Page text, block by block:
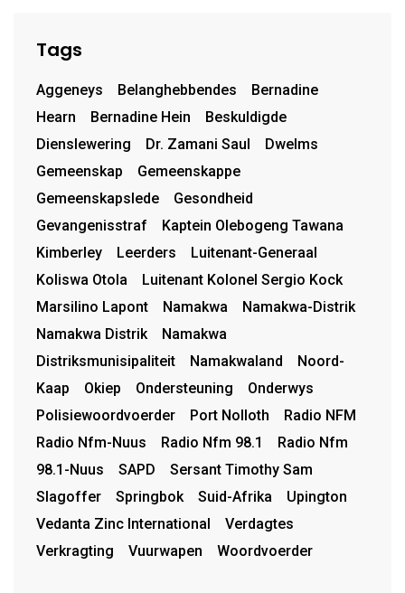
Tags
Aggeneys Belanghebbendes
Bernadine
Hearn
Bernadine Hein
Beskuldigde
Dienslewering
Dr. Zamani Saul
Dwelms
Gemeenskap
Gemeenskappe
Gemeenskapslede
Gesondheid
Gevangenisstraf
Kaptein Olebogeng Tawana
Kimberley
Leerders
Luitenant-Generaal
Koliswa Otola
Luitenant Kolonel Sergio Kock
Marsilino Lapont
Namakwa
Namakwa-Distrik
Namakwa Distrik
Namakwa
Distriksmunisipaliteit
Namakwaland
Noord-
Kaap
Okiep Ondersteuning
Onderwys
Polisiewoordvoerder
Port Nolloth
Radio NFM
Radio Nfm-Nuus
Radio Nfm 98.1
Radio Nfm
98.1-Nuus
SAPD
Sersant Timothy Sam
Slagoffer
Springbok Suid-Afrika
Upington
Vedanta Zinc International
Verdagtes
Verkragting
Vuurwapen Woordvoerder